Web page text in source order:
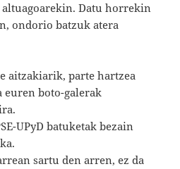
altuagoarekin. Datu horrekin
ondorio batzuk atera
aitzakiarik, parte hartzea
euren boto-galerak
UPyD batuketak bezain
sartu den arren, ez da